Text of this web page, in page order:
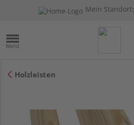
Mein Standort:
Holzleisten